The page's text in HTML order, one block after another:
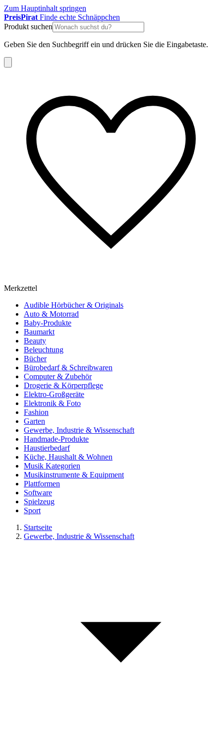
Zum Hauptinhalt springen
PreisPirat Finde echte Schnäppchen
Produkt suchen
Geben Sie den Suchbegriff ein und drücken Sie die Eingabetaste.
Merkzettel
Audible Hörbücher & Originals
Auto & Motorrad
Baby-Produkte
Baumarkt
Beauty
Beleuchtung
Bücher
Bürobedarf & Schreibwaren
Computer & Zubehör
Drogerie & Körperpflege
Elektro-Großgeräte
Elektronik & Foto
Fashion
Garten
Gewerbe, Industrie & Wissenschaft
Handmade-Produkte
Haustierbedarf
Küche, Haushalt & Wohnen
Musik Kategorien
Musikinstrumente & Equipment
Plattformen
Software
Spielzeug
Sport
Startseite
Gewerbe, Industrie & Wissenschaft